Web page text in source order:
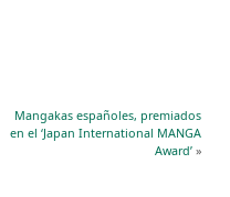
Mangakas españoles, premiados
en el ‘Japan International MANGA
Award’»